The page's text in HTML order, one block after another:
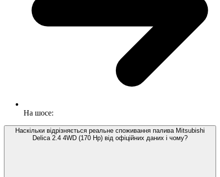
На шосе:
Наскільки відрізняється реальне споживання палива Mitsubishi
Delica 2.4 4WD (170 Hp) від офіційних даних і чому?